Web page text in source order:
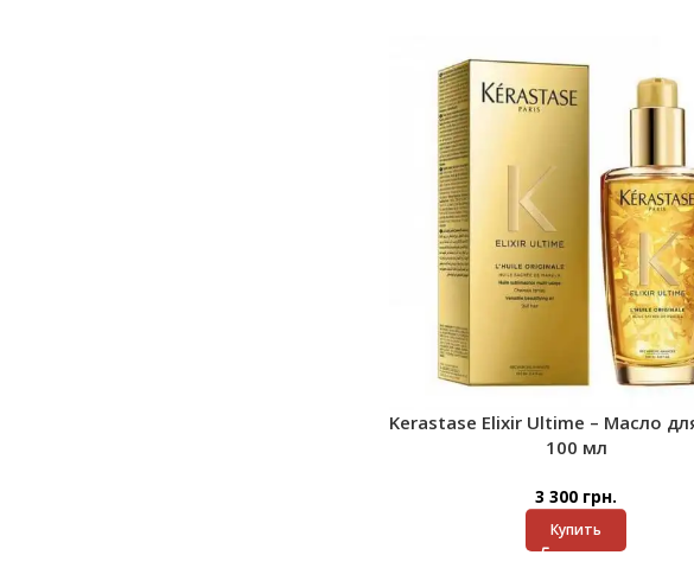
Kerastase Elixir Ultime – Масло
100 мл
3 300 грн.
Купить